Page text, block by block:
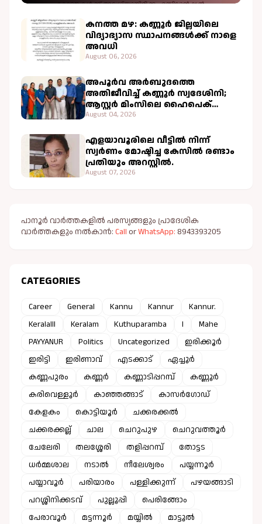
കനത്ത മഴ: കണ്ണൂർ ജില്ലയിലെ
വിദ്യാഭ്യാസ സ്ഥാപനങ്ങൾക്ക് നാളെ
അവധി
August 06, 2026
അപൂർവ അർബുദത്തെ
അതിജീവിച്ച് കണ്ണൂർ സ്വദേശിനി;
ആസ്റ്റർ മിംസിലെ ഹൈപെക്
ചികിത്സ വിജയകരം
August 04, 2026
എളയാവൂരിലെ വീട്ടിൽ നിന്ന്
സ്വർണം മോഷ്ടിച്ച കേസിൽ രണ്ടാം
പ്രതിയും അറസ്റ്റിൽ.
August 07, 2026
പാനൂർ വാർത്തകളിൽ പരസ്യങ്ങളും പ്രാദേശിക
വാർത്തകളും നൽകാൻ: Call orWhatsApp: 8943393205
CATEGORIES
Career General Kannu Kannur
Kannur.
Keralalll
Keralam Kuthuparamba l
Mahe
PAYYANUR
Politics Uncategorized
ഇരിക്കൂർ
ഇരിട്ടി
ഇരിണാവ് എടക്കാട്
ഏച്ചൂർ
കണ്ണപുരം
കണ്ണർ കണ്ണാടിപ്പറമ്പ്
കണ്ണൂർ
കരിവെള്ളൂർ
കാഞ്ഞങ്ങാട്
കാസർഗോഡ്
കേളകം
കൊട്ടിയൂർ
ചക്കരക്കൽ
ചക്കരക്കല്ല്
ചാല ചെറുപുഴ
ചെറുവത്തൂർ
ചേലേരി
തലശ്ശേരി തളിപ്പറമ്പ്
തോട്ടട
ധർമ്മശാല
നടാൽ നീലേശ്വരം
പയ്യന്നൂർ
പയ്യാവൂർ
പരിയാരം പള്ളിക്കുന്ന്
പഴയങ്ങാടി
പറശ്ശിനിക്കടവ്
പുല്ലൂപ്പി
പെരിങ്ങോം
പേരാവൂർ
മട്ടന്നൂർ മയ്യിൽ
മാട്ടൂൽ